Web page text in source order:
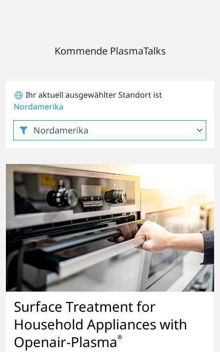
Kommende PlasmaTalks
Ihr aktuell ausgewählter Standort ist
Nordamerika
Surface Treatment for
Household Appliances with
Openair-Plasma®